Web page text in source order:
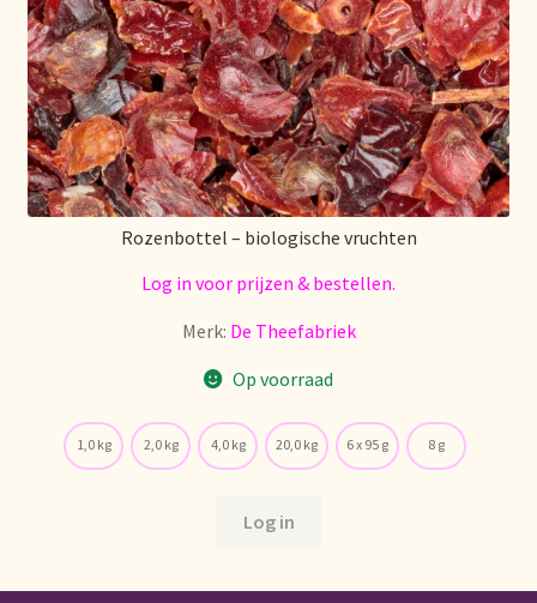
Rozenbottel – biologische vruchten
Log in voor prijzen & bestellen.
Merk: De Theefabriek
Op voorraad
1,0 kg 2,0 kg 4,0 kg 20,0 kg 6 x 95 g 8 g
Log in